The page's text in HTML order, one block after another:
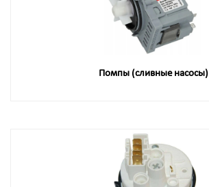
Помпы (сливные насосы)